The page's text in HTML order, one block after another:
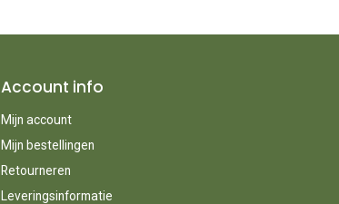
Account info
Mijn account
Mijn bestellingen
Retourneren
Leveringsinformatie